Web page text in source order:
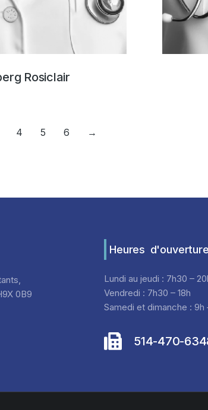
Rosiclair
4 5 6 →
0B9
Heures d'ouverture
Lundi au jeudi : 7h30 –
Vendredi : 7h30 – 18h
Samedi et dimanche : 9h
514-470-